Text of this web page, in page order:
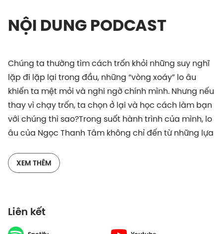
NỘI DUNG PODCAST
Chúng ta thường tìm cách trốn khỏi những suy nghĩ
lặp đi lặp lại trong đầu, những “vòng xoáy” lo âu
khiến ta mệt mỏi và nghi ngờ chính mình. Nhưng nếu
thay vì chạy trốn, ta chọn ở lại và học cách làm bạn
với chúng thì sao?Trong suốt hành trình của mình, lo
âu của Ngọc Thanh Tâm không chỉ đến từ những lựa
chứng minh bản thân, mà còn từ những mong đợi
trong gia đình, những câu hỏi không lời đáp về giá
gương phản chiếu nỗi sợ và sự nhạy cảm bên trong.
Bằng cách đối thoại với chính những suy nghĩ ấy,
XEM THÊM
Liên kết